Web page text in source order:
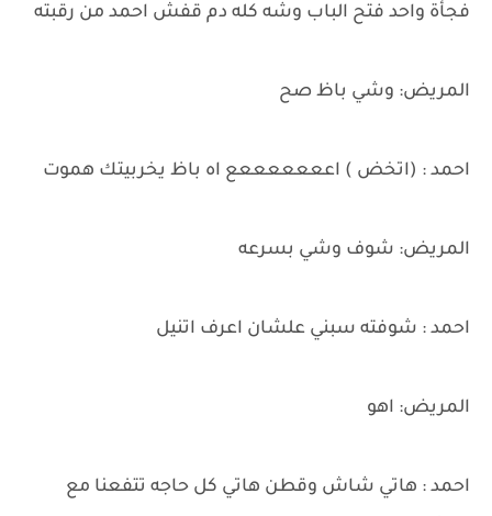
فجأة واحد فتح الباب وشه كله دم قفش احمد من رقبته
المريض: وشي باظ صح
احمد : (اتخض ) اعععععععع اه باظ يخربيتك هموت
المريض: شوف وشي بسرعه
احمد : شوفته سبني علشان اعرف اتنيل
المريض: اهو
احمد : هاتي شاش وقطن هاتي كل حاجه تتفعنا مع